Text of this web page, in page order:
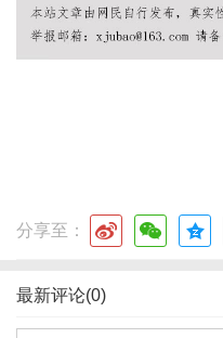
分享至：
最新评论(0)